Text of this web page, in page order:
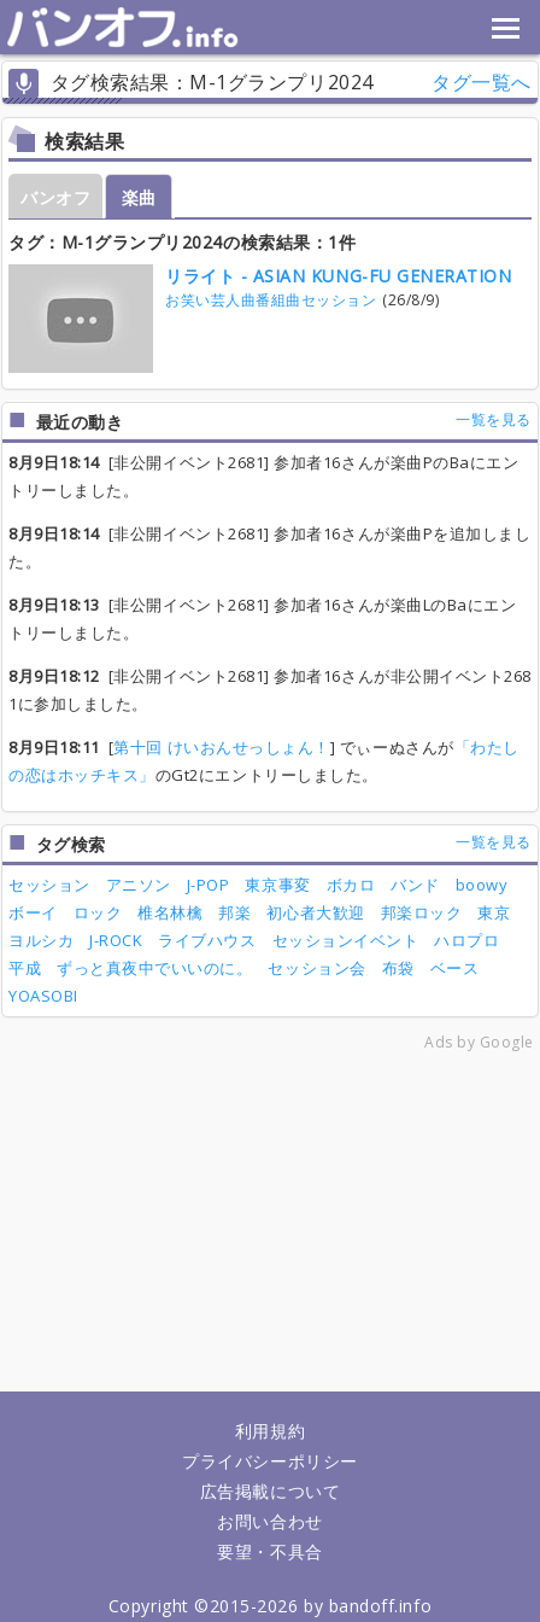
タグ検索結果：M-1グランプリ2024 タグ一覧へ
検索結果
バンオフ
楽曲
タグ：M-1グランプリ2024の検索結果：1件
リライト - ASIAN KUNG-FU GENERATION
お笑い芸人曲番組曲セッション (26/8/9)
最近の動き 一覧を見る
8月9日18:14[非公開イベント2681] 参加者16さんが楽曲PのBaにエン
トリーしました。
8月9日18:14[非公開イベント2681] 参加者16さんが楽曲Pを追加しまし
た。
8月9日18:13 [非公開イベント2681] 参加者16さんが楽曲LのBaにエン
トリーしました。
8月9日18:12 [非公開イベント2681] 参加者16さんが非公開イベント268
1に参加しました。
8月9日18:11 [第十回 けいおんせっしょん！ ] でぃーぬさんが 「わたし
の恋はホッチキス」 のGt2にエントリーしました。
タグ検索 一覧を見る
セッション アニソン J-POP 東京事変 ボカロ バンド
boowy
ボーイ
ロック 椎名林檎 邦楽 初心者大歓迎 邦楽ロック
東京
ヨルシカ
J-ROCK ライブハウス セッションイベント
ハロプロ
平成
ずっと真夜中でいいのに。 セッション会 布袋
ベース
YOASOBI
Ads by Google
利用規約
プライバシーポリシー
広告掲載について
お問い合わせ
要望・不具合
Copyright ©2015-2026 by bandoff.info